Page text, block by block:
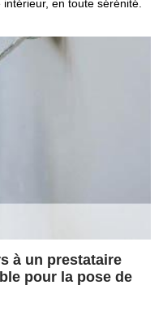
en toute sérénité.
à un prestataire
pour la pose de